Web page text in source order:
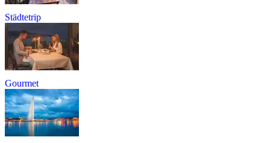
Städtetrip
Gourmet